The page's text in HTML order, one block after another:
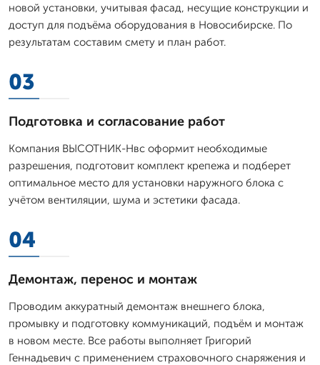
новой установки, учитывая фасад, несущие конструкции и
доступ для подъёма оборудования в Новосибирске. По
результатам составим смету и план работ.
03
Подготовка и согласование работ
Компания ВЫСОТНИК-Нвс оформит необходимые
разрешения, подготовит комплект крепежа и подберет
оптимальное место для установки наружного блока с
учётом вентиляции, шума и эстетики фасада.
04
Демонтаж, перенос и монтаж
Проводим аккуратный демонтаж внешнего блока,
промывку и подготовку коммуникаций, подъём и монтаж
в новом месте. Все работы выполняет Григорий
Геннадьевич с применением страховочного снаряжения и